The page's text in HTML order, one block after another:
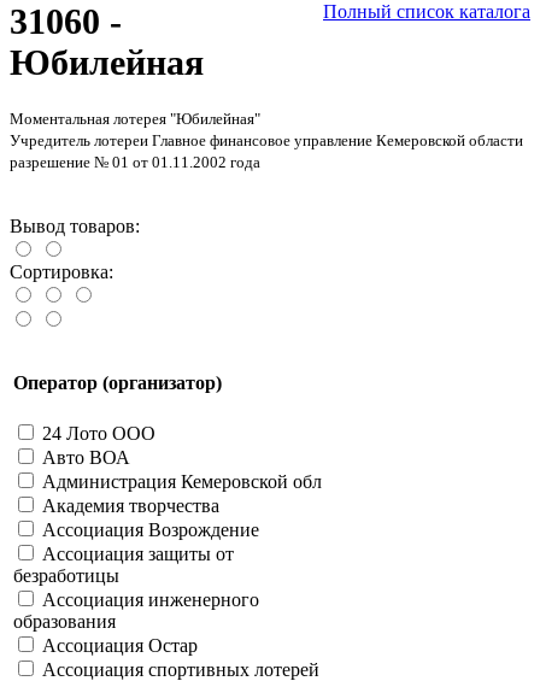
Больше
Больше
ВДФСО профсоюзов
11003 - Старт
31035 - Пятачок
41031 - Пятачок
41037 - Крестики-нолики
41044 - День города
21078 - Монте Карло
21008 - Пятнашки
21010 - Морской бой
21011 - Морской бой
31014 - Black Jack
21036 - Праздничная
31025 - Крестики нолики
31026 - Крестики нолики
Больше
Всесоюзный центр кино
11002 - Дебют
Полный список каталога
31060 -
Юбилейная
Моментальная лотерея "Юбилейная"
Учредитель лотереи Главное финансовое управление Кемеровской области
разрешение № 01 от 01.11.2002 года
Вывод товаров:
Сортировка:
Оператор (организатор)
24 Лото ООО
Авто ВОА
Администрация Кемеровской обл
Академия творчества
Ассоциация Возрождение
Ассоциация защиты от
безработицы
Ассоциация инженерного
образования
Ассоциация Остар
Ассоциация спортивных лотерей